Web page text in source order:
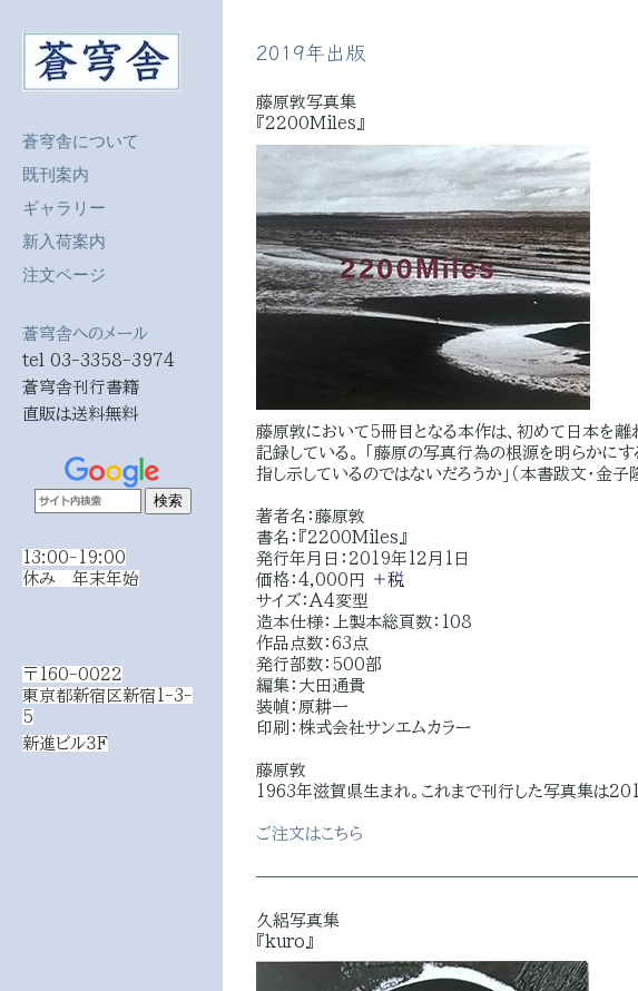
2019年出版
藤原敦写真集
『2200Miles』
藤原敦において5冊目となる本作は、初めて日本を離
記録している。 「藤原の写真行為の根源を明らかにす
指し示しているのではないだろうか」（本書跋文・金子
著者名：藤原敦
書名：『2200Miles』
発行年月日：2019年12月1日
価格：4,000円 ＋税
サイズ：A4変型
造本仕様：上製本総頁数：108
作品点数：63点
発行部数：500部
編集：大田通貴
装幀：原耕一
印刷：株式会社サンエムカラー
藤原敦
1963年滋賀県生まれ。これまで刊行した写真集は
ご注文はこちら
久絽写真集
『kuro』
蒼穹舎について
既刊案内
ギャラリー
新入荷案内
注文ページ
蒼穹舎へのメール
tel 03-3358-3974
蒼穹舎刊行書籍
直販は送料無料
13:00-19:00
休み 年末年始
〒160-0022
東京都新宿区新宿1-3-
5
新進ビル３F